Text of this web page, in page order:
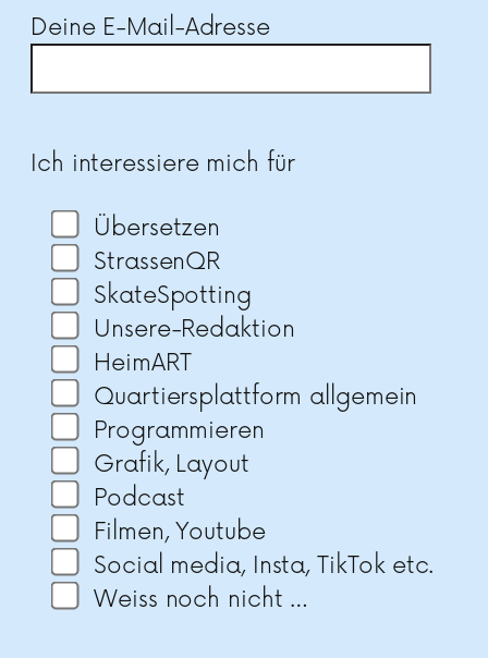
Deine E-Mail-Adresse
Ich interessiere mich für
Übersetzen
StrassenQR
SkateSpotting
Unsere-Redaktion
HeimART
Quartiersplattform allgemein
Programmieren
Grafik, Layout
Podcast
Filmen, Youtube
Social media, Insta, TikTok etc.
Weiss noch nicht …